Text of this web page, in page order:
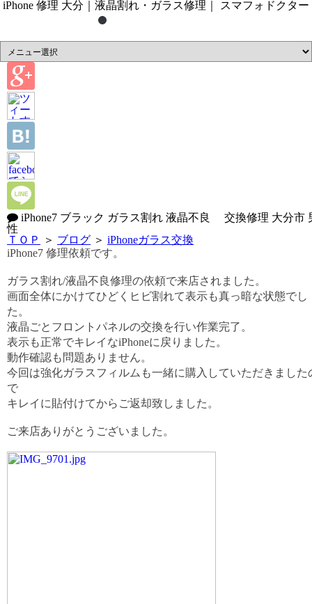
iPhone 修理 大分｜液晶割れ・ガラス修理｜ スマフォドクター
iPhone7 ブラック ガラス割れ 液晶不良 交換修理 大分市
性
ＴＯＰ
＞ ブログ ＞ iPhoneガラス交換
iPhone7 修理依頼です。
ガラス割れ/液晶不良修理の依頼で来店されました。
画面全体にかけてひどくヒビ割れて表示も真っ暗な状態でし
た。
液晶ごとフロントパネルの交換を行い作業完了。
表示も正常でキレイなiPhoneに戻りました。
動作確認も問題ありません。
今回は強化ガラスフィルムも一緒に購入していただきました
で
キレイに貼付けてからご返却致しました。
ご来店ありがとうございました。